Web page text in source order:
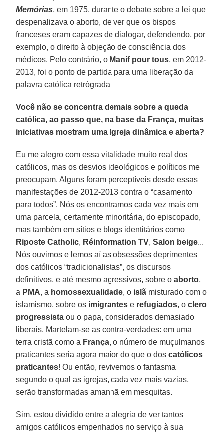
Memórias, em 1975, durante o debate sobre a lei que
despenalizava o aborto, de ver que os bispos
franceses eram capazes de dialogar, defendendo, por
exemplo, o direito à objeção de consciência dos
médicos. Pelo contrário, o Manif pour tous, em 2012-
2013, foi o ponto de partida para uma liberação da
palavra católica retrógrada.
Você não se concentra demais sobre a queda
católica, ao passo que, na base da França, muitas
iniciativas mostram uma Igreja dinâmica e aberta?
Eu me alegro com essa vitalidade muito real dos
católicos, mas os desvios ideológicos e políticos me
preocupam. Alguns foram perceptíveis desde essas
manifestações de 2012-2013 contra o “casamento
para todos”. Nós os encontramos cada vez mais em
uma parcela, certamente minoritária, do episcopado,
mas também em sítios e blogs identitários como
Riposte Catholic, Réinformation TV,Salon beige...
Nós ouvimos e lemos aí as obsessões deprimentes
dos católicos “tradicionalistas”, os discursos
definitivos, e até mesmo agressivos, sobre oaborto,
a PMA, a homossexualidade, o islã misturado com o
islamismo, sobre os imigrantes e refugiados, o clero
progressista ou o papa, considerados demasiado
liberais. Martelam-se as contra-verdades: em uma
terra cristã como a França, o número de muçulmanos
praticantes seria agora maior do que o doscatólicos
praticantes! Ou então, revivemos o fantasma
segundo o qual as igrejas, cada vez mais vazias,
serão transformadas amanhã em mesquitas.
Sim, estou dividido entre a alegria de ver tantos
amigos católicos empenhados no serviço à sua